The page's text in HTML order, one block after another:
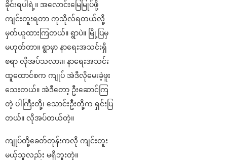
ခိုင်းရပါရဲ့။ အလောင်းမြေမြုပ်ဖို့
ကျင်းတူးရတာ ကုသိုလ်ရတယ်လို့
မှတ်ယူထားကြတယ်။ ရွာပဲ။ မြို့ပြမှ
မဟုတ်တာ။ ရွာမှာ နာရေးအသင်းရှိ
စရာ လိုအပ်သလား။ နာရေးအသင်း
ထူထောင်စက ကျုပ် အဲဒီလိုမေးခဲ့ဖူး
သေးတယ်။ အဲဒီတော့ ဦးဆောင်ကြ
တဲ့ ပါကြီးတို့၊ သောင်းဦးတို့က ရှင်းပြ
တယ်။ လိုအပ်တယ်တဲ့။
ကျုပ်တို့ခေတ်တုန်းကလို ကျင်းတူး
မယ့်သူလည်း မရှိဘူးတဲ့။